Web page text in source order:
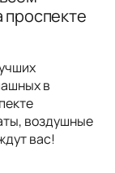
в
воздушные
вас!